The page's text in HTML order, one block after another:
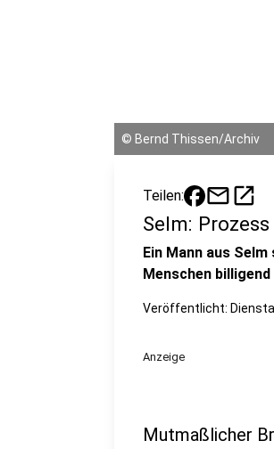
© Bernd Thissen/Archiv
Teilen: mailopen_in_new
Selm:
Ein Mann aus
Menschen
Veröffentlicht:
Anzeige
Mutmaßlicher